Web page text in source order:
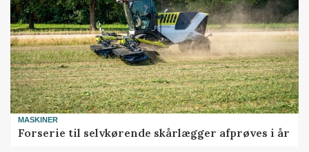
MASKINER
Forserie til selvkørende skårlægger afprøves i år